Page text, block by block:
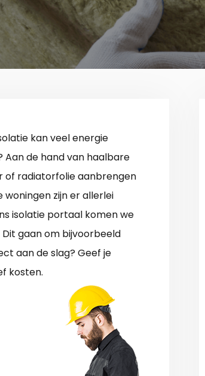
kan veel energie
Aan de hand van haalbare
of radiatorfolie aanbrengen
zijn er allerlei
isolatie portaal komen we
gaan om bijvoorbeeld
aan de slag? Geef je
kosten.